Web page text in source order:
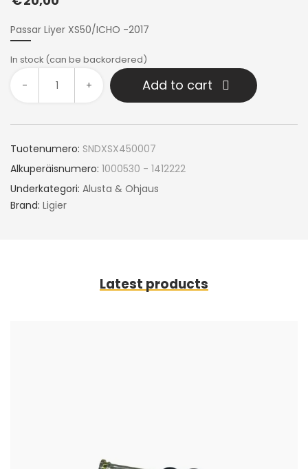
Passar Liyer XS50/ICHO -2017
In stock (can be backordered)
- + Add to cart
Tuotenumero: SNDXSX450007
Alkuperäisnumero: 1000530 - 1412222
Underkategori: Alusta & Ohjaus
Brand: Ligier
Latest products